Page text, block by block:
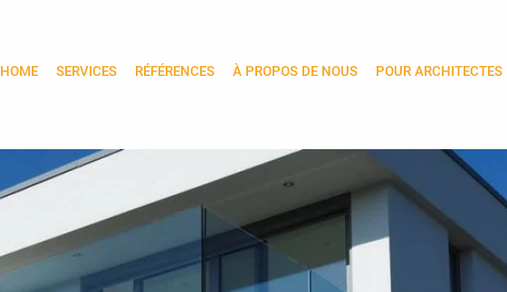
HOME SERVICES RÉFÉRENCES À PROPOS DE NOUS POUR ARCHITECTES